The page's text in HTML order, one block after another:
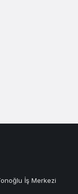
İş Merkezi